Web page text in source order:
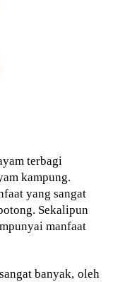
terbagi
kampung.
yang sangat
Sekalipun
manfaat
banyak, oleh